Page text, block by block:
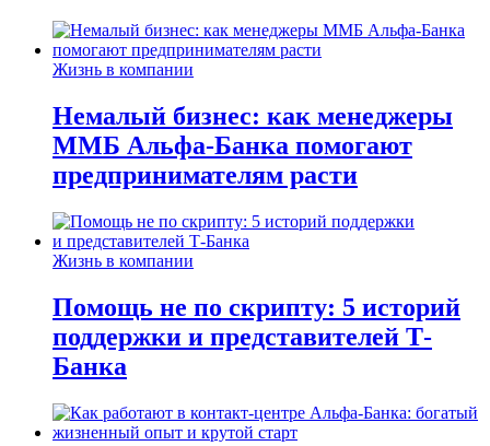
Жизнь в компании
Немалый бизнес: как менеджеры
ММБ Альфа-Банка помогают
предпринимателям расти
Жизнь в компании
Помощь не по скрипту: 5 историй
поддержки и представителей Т-
Банка